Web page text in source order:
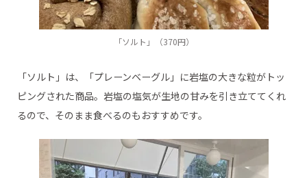
「ソルト」（370円）
「ソルト」は、「プレーンベーグル」に岩塩の大きな粒がトッ
ピングされた商品。岩塩の塩気が生地の甘みを引き立ててくれ
るので、そのまま食べるのもおすすめです。